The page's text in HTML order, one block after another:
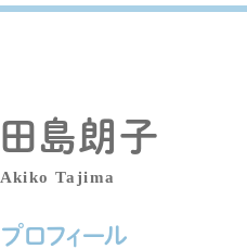
田島朗子
Akiko Tajima
プロフィール